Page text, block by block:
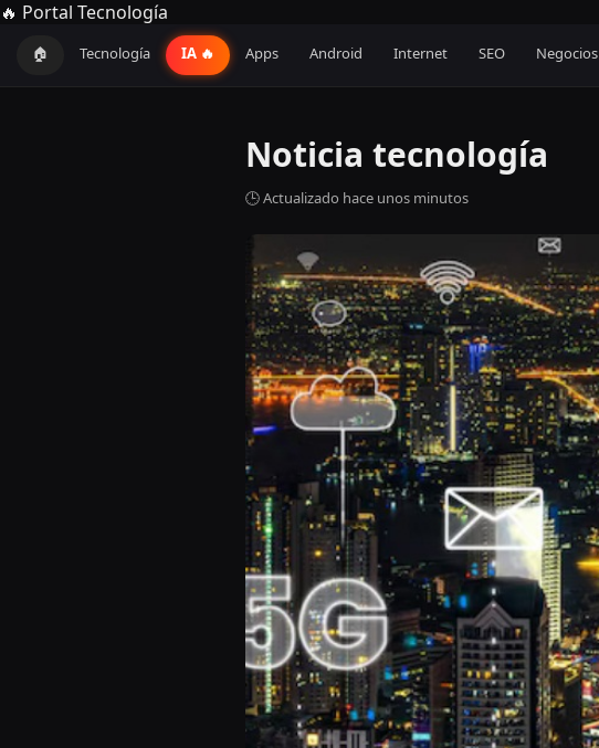
🔥 Portal Tecnología
🏠 Tecnología IA 🔥 Apps Android Internet SEO Negocios
Noticia tecnología
🕒 Actualizado hace unos minutos